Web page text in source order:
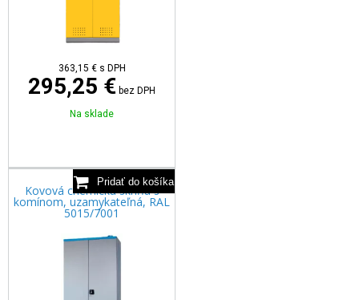
363,15 € s DPH
295,25 € bez DPH
Na sklade
Kovová chemická skriňa s
komínom, uzamykateľná, RAL
5015/7001